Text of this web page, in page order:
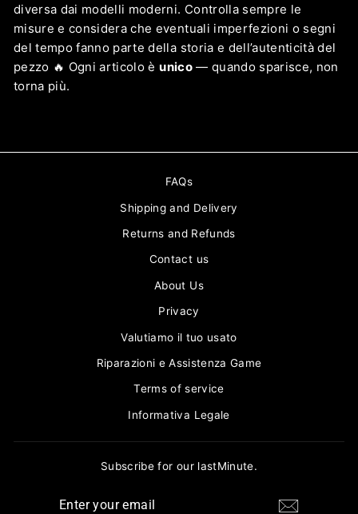
diversa dai modelli moderni. Controlla sempre le
misure e considera che eventuali imperfezioni o segni
del tempo fanno parte della storia e dell’autenticità del
pezzo 🔥 Ogni articolo èunico— quando sparisce, non
torna più.
FAQs
Shipping and Delivery
Returns and Refunds
Contact us
About Us
Privacy
Valutiamo il tuo usato
Riparazioni e Assistenza Game
Terms of service
Informativa Legale
Subscribe for our lastMinute.